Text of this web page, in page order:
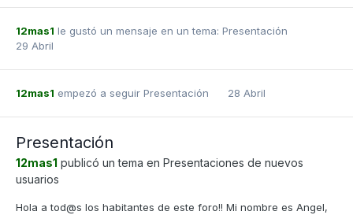
12mas1 le gustó un mensaje en un tema: Presentación
29 Abril
12mas1 empezó a seguir Presentación 28 Abril
Presentación
12mas1 publicó un tema en Presentaciones de nuevos
usuarios
Hola a tod@s los habitantes de este foro!! Mi nombre es Angel,